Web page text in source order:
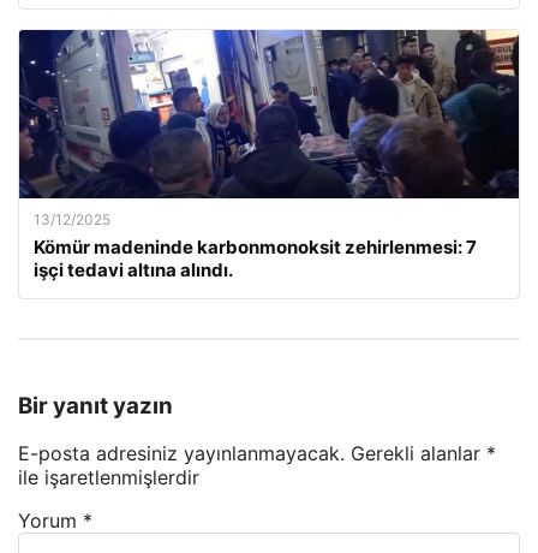
13/12/2025
Kömür madeninde karbonmonoksit zehirlenmesi: 7
işçi tedavi altına alındı.
Bir yanıt yazın
E-posta adresiniz yayınlanmayacak. Gerekli alanlar *
ile işaretlenmişlerdir
Yorum *